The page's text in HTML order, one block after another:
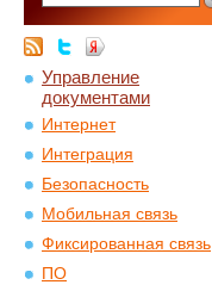
Управление
документами
Интернет
Интеграция
Безопасность
Мобильная связь
Фиксированная связь
ПО